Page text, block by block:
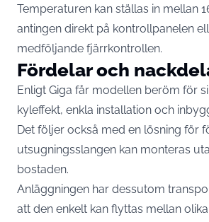
Temperaturen kan ställas in mellan
antingen direkt på kontrollpanelen
medföljande fjärrkontrollen.
Fördelar och
Enligt Giga får modellen beröm för
kyleffekt, enkla installation och
Det följer också med en lösning för
utsugningsslangen kan monteras
bostaden.
Anläggningen har dessutom
att den enkelt kan flyttas mellan